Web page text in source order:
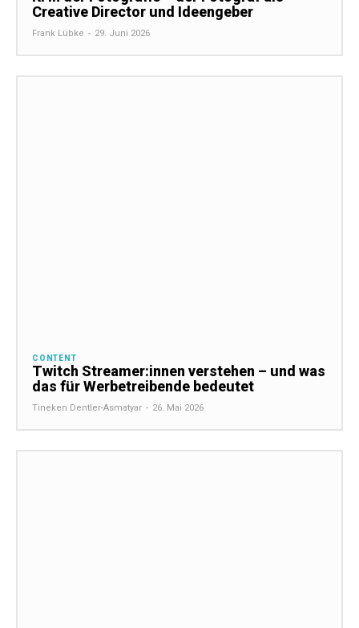
Creative Director und Ideengeber
Frank Lübke - 29. Juni 2026
CONTENT
Twitch Streamer:innen verstehen – und was
das für Werbetreibende bedeutet
Tineken Dentler-Asmatyar - 26. Mai 2026